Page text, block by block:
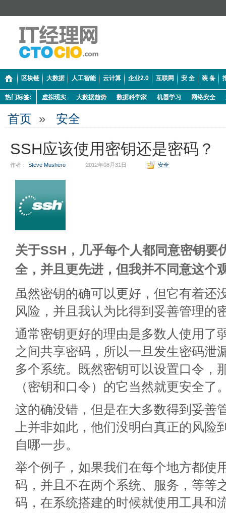
区块链 大数据 人工智能 云计算 企业2.0 互联网 安 全 装 备
热门标签: 虚拟现实 大数据趋势 数据科学家 机器学习 网络安全
首页 » 安全
SSH应该使用密钥还是密码？
作者： Steve Mushero 2012年08月31日 安全
关于SSH，几乎每个人都同意密钥要
全，并且更先进，但我并不同意这个
虽然密钥的确可以更好，但它有着还
风险，并且我认为比得到妥善管理的
通常密钥更好的理由是多数人使用了
之间共享密码，所以一旦发生密码泄
多个系统。既然密钥可以设置口令，
（密钥和口令）的它当然就更安全了
这的确没错，但是在大多数得到妥善
上并非如此，他们没明白真正的风险
自哪一步。
举个例子，如果我们在每个地方都使
码，并且不在两个系统、服务，等等
码，在系统搭建的时候就使用工具和